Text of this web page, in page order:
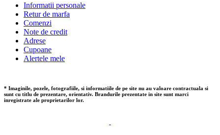
Informatii personale
Retur de marfa
Comenzi
Note de credit
Adrese
Cupoane
Alertele mele
* Imaginile, pozele, fotografiile, si informatiile de pe site nu au valoare contractuala si
sunt cu titlu de prezentare, orientativ. Brandurile prezentate in site sunt marci
inregistrate ale proprietarilor lor.